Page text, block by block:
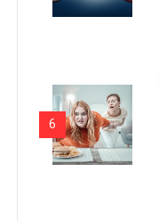
6